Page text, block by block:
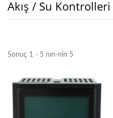
Akış / Su Kontrolleri
Sonuç 1 - 5 nın-nin 5